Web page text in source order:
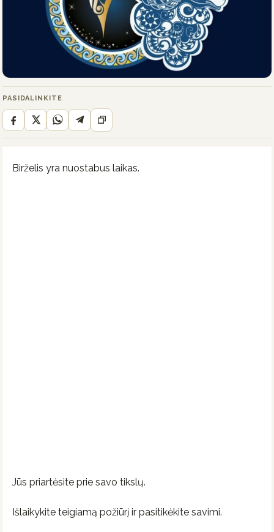
PASIDALINKITE
Birželis yra nuostabus laikas.
Jūs priartėsite prie savo tikslų.
Išlaikykite teigiamą požiūrį ir pasitikėkite savimi.